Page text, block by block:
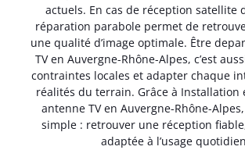
actuels. En cas de réception satellite
réparation parabole permet de
une qualité d’image optimale. Être
TV en Auvergne-Rhône-Alpes, c’est
contraintes locales et adapter chaque
réalités du terrain. Grâce à Installation
antenne TV en Auvergne-Rhône-
simple : retrouver une réception
adaptée à l’usage